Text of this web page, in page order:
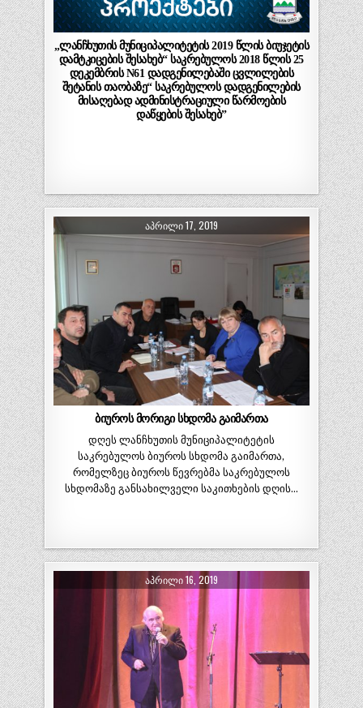
„ლანჩხუთის მუნიციპალიტეტის 2019 წლის ბიუჯეტის
დამტკიცების შესახებ“ საკრებულოს 2018 წლის 25
დეკემბრის N61 დადგენილებაში ცვლილების
შეტანის თაობაზე“ საკრებულოს დადგენილების
მისაღებად ადმინისტრაციული წარმოების
დაწყების შესახებ”
ᲐᲞᲠᲘᲚᲘ 17, 2019
ბიუროს მორიგი სხდომა გაიმართა
დღეს ლანჩხუთის მუნიციპალიტეტის
საკრებულოს ბიუროს სხდომა გაიმართა,
რომელზეც ბიუროს წევრებმა საკრებულოს
სხდომაზე განსახილველი საკითხების დღის…
ᲐᲞᲠᲘᲚᲘ 16, 2019